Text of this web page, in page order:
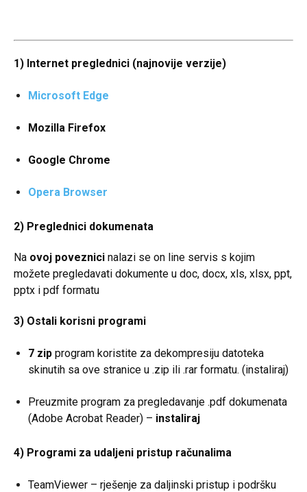
1) Internet preglednici (najnovije verzije)
Microsoft Edge
Mozilla Firefox
Google Chrome
Opera Browser
2) Preglednici dokumenata
Na ovoj poveznici nalazi se on line servis s kojim
možete pregledavati dokumente u doc, docx, xls, xlsx, ppt,
pptx i pdf formatu
3) Ostali korisni programi
7 zip program koristite za dekompresiju datoteka
skinutih sa ove stranice u .zip ili .rar formatu. (instaliraj)
Preuzmite program za pregledavanje .pdf dokumenata
(Adobe Acrobat Reader) – instaliraj
4) Programi za udaljeni pristup računalima
TeamViewer – rješenje za daljinski pristup i podršku